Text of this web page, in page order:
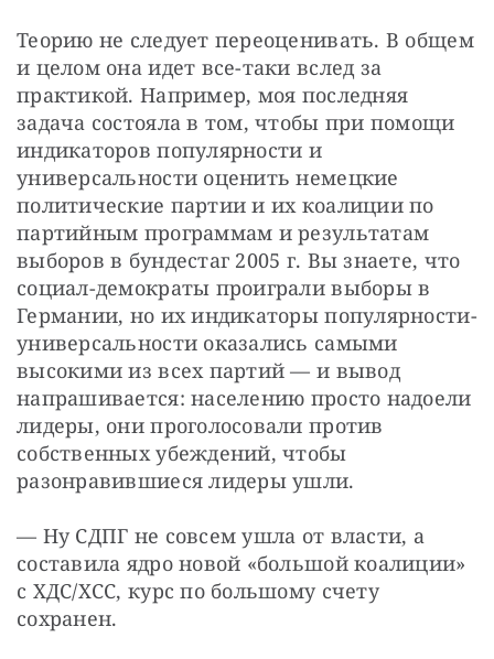
Теорию не следует переоценивать. В общем
и целом она идет все-таки вслед за
практикой. Например, моя последняя
задача состояла в том, чтобы при помощи
индикаторов популярности и
универсальности оценить немецкие
политические партии и их коалиции по
партийным программам и результатам
выборов в бундестаг 2005 г. Вы знаете, что
социал-демократы проиграли выборы в
Германии, но их индикаторы популярности-
универсальности оказались самыми
высокими из всех партий — и вывод
напрашивается: населению просто надоели
лидеры, они проголосовали против
собственных убеждений, чтобы
разонравившиеся лидеры ушли.
— Ну СДПГ не совсем ушла от власти, а
составила ядро новой «большой коалиции»
с ХДС/ХСС, курс по большому счету
сохранен.